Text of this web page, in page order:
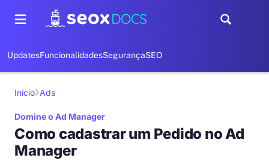
UpdatesFuncionalidadesSegurançaSEO
Início Ads
Domine o Ad Manager
Como cadastrar um Pedido no Ad
Manager